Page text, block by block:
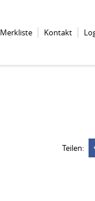
Merkliste Kontakt
Teilen: